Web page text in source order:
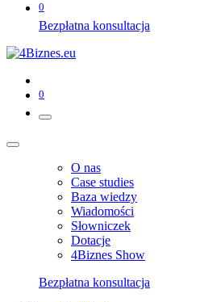
0
Bezpłatna konsultacja
0
O nas
Case studies
Baza wiedzy
Wiadomości
Słowniczek
Dotacje
4Biznes Show
Bezpłatna konsultacja